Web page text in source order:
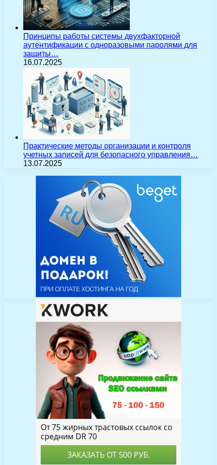
Принципы работы системы двухфакторной
аутентификации с одноразовыми паролями для
защиты…
16.07.2025
Практические методы организации и контроля
учетных записей для безопасного управления…
13.07.2025